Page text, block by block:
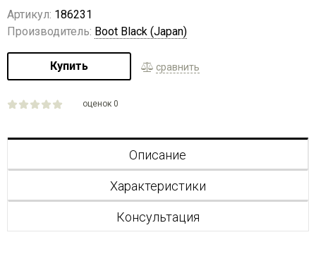
Артикул: 186231
Производитель: Boot Black (Japan)
Купить сравнить
оценок 0
Описание
Характеристики
Консультация